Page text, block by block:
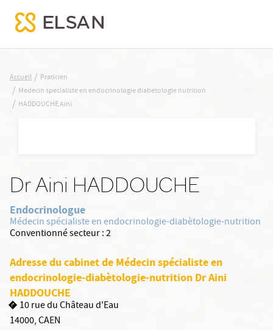
Nx:Aller
HADDOUCHE Aini
Accueil / Praticien
/ Medecin specialiste en endocrinologie diabetologie nutrition
/ HADDOUCHE Aini
Dr Aini HADDOUCHE
Endocrinologue
Médecin spécialiste en endocrinologie-diabètologie-nutrition
Conventionné secteur :2
Adresse du cabinet de Médecin spécialiste en
endocrinologie-diabètologie-nutrition Dr Aini
HADDOUCHE
10 rue du Château d'Eau
14000,CAEN